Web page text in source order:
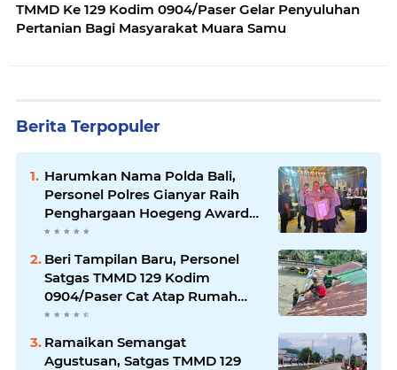
TMMD Ke 129 Kodim 0904/Paser Gelar Penyuluhan
Pertanian Bagi Masyarakat Muara Samu
Berita Terpopuler
Harumkan Nama Polda Bali,
Personel Polres Gianyar Raih
Penghargaan Hoegeng Awards
2026
Beri Tampilan Baru, Personel
Satgas TMMD 129 Kodim
0904/Paser Cat Atap Rumah
Marbot
Ramaikan Semangat
Agustusan, Satgas TMMD 129